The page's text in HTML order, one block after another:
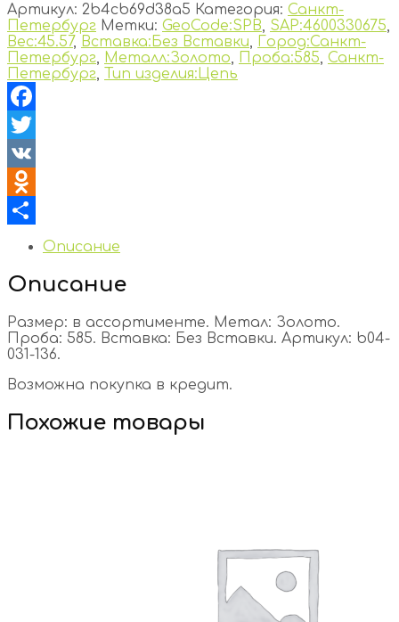
Артикул: 2b4cb69d38a5 Категория: Санкт-
Петербург Метки: GeoCode:SPB, SAP:4600330675,
Вес:45.57, Вставка:Без Вставки, Город:Санкт-
Петербург, Металл:Золото, Проба:585, Санкт-
Петербург, Тип изделия:Цепь
Facebook
Twitter
VK
Odnoklassniki
Отправить
Описание
Описание
Размер: в ассортименте. Метал: Золото.
Проба: 585. Вставка: Без Вставки. Артикул: b04-
031-136.
Возможна покупка в кредит.
Похожие товары